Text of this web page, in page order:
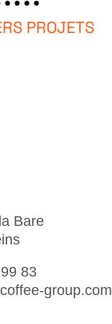
PROJETS
Bare
83
group.com